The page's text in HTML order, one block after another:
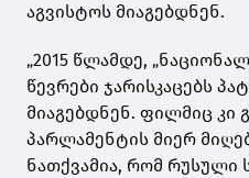
აგვისტოს მიაგებდნენ.
„2015 წლამდე,
წევრები ჯარისკაცებს
მიაგებდნენ. ფილმიც კი
პარლამენტის მიერ
ნათქვამია, რომ რუსული